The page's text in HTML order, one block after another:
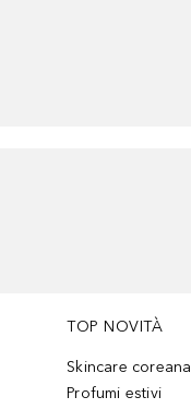
TOP NOVITÀ
Skincare coreana
Profumi estivi